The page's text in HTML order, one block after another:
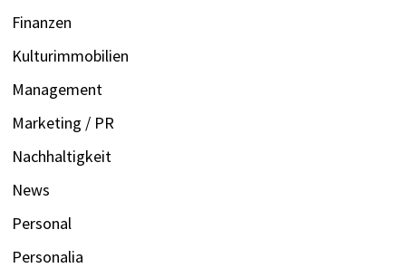
Finanzen
Kulturimmobilien
Management
Marketing / PR
Nachhaltigkeit
News
Personal
Personalia